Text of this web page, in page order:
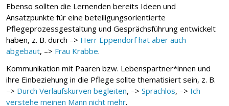
Ebenso sollten die Lernenden bereits Ideen und
Ansatzpunkte für eine beteiligungsorientierte
Pflegeprozessgestaltung und Gesprächsführung entwickelt
haben, z. B. durch –> Herr Eppendorf hat aber auch
abgebaut, –> Frau Krabbe.
Kommunikation mit Paaren bzw. Lebenspartner*innen und
ihre Einbeziehung in die Pflege sollte thematisiert sein, z. B.
–> Durch Verlaufskurven begleiten, –> Sprachlos, –> Ich
verstehe meinen Mann nicht mehr.